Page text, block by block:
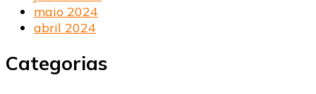
maio 2024
abril 2024
Categorias